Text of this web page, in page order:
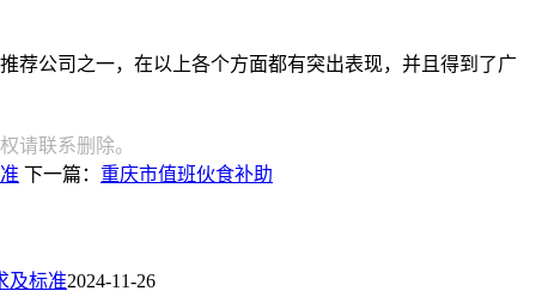
荐公司之一，在以上各个方面都有突出表现，并且得到了广
请联系删除。
下一篇： 重庆市值班伙食补助
及标准2024-11-26